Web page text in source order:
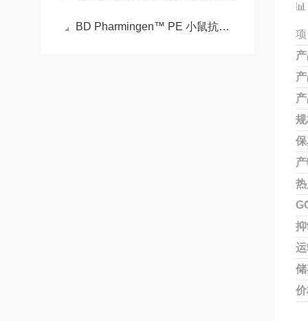
BD Pharmingen™ PE 小鼠抗人 HLA-DR的特点